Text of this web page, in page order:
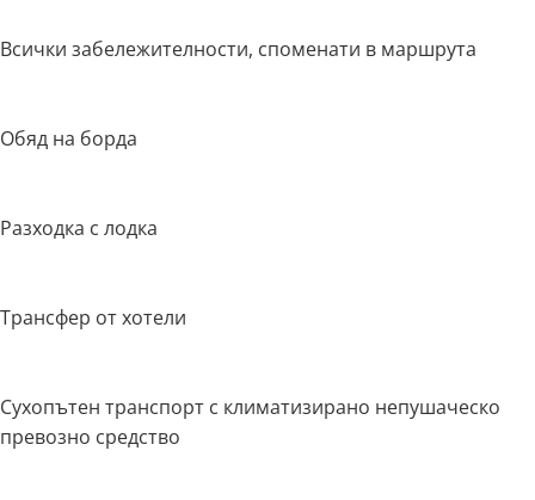
Всички забележителности, споменати в маршрута
Обяд на борда
Разходка с лодка
Трансфер от хотели
Сухопътен транспорт с климатизирано непушаческо
превозно средство